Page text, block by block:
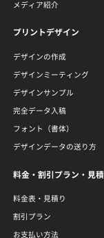
メディア紹介
プリントデザイン
デザインの作成
デザインミーティング
デザインサンプル
完全データ入稿
フォント（書体）
デザインデータの送り方
料金・割引プラン・見積
料金表・見積り
割引プラン
お支払い方法